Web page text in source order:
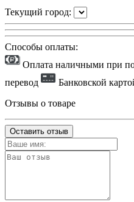
Текущий город:
Способы оплаты:
Оплата наличными при
перевод
Банковской
Отзывы о товаре
Оставить отзыв